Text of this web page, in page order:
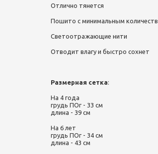
Отлично тянется
Пошито с минимальным
Светоотражающие нити
Отводит влагу и быстро сохнет
Размерная сетка:
На 4 года
грудь ПОг - 33 см
длина - 39 см
На 6 лет
грудь ПОг - 34 см
длина - 43 см